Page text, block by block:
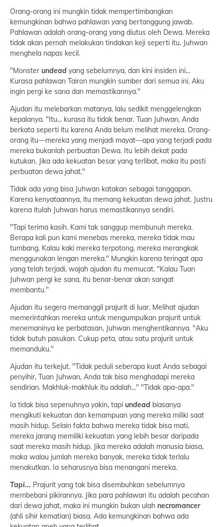
Orang-orang ini mungkin tidak mempertimbangkan
kemungkinan bahwa pahlawan yang bertanggung jawab.
Pahlawan adalah orang-orang yang diutus oleh Dewa. Mereka
tidak akan pernah melakukan tindakan keji seperti itu. Juhwan
menghela napas kecil.
"Monster undead yang sebelumnya, dan kini insiden ini...
Kurasa pahlawan Tairon mungkin sumber dari semua ini. Aku
ingin pergi ke sana dan memastikannya."
Ajudan itu melebarkan matanya, lalu sedikit menggelengkan
kepalanya. "Itu... kurasa itu tidak benar. Tuan Juhwan, Anda
berkata seperti itu karena Anda belum melihat mereka. Orang-
orang itu—mereka yang menjadi mayat—apa yang terjadi pada
mereka bukanlah perbuatan Dewa. Itu lebih dekat pada
kutukan. Jika ada kekuatan besar yang terlibat, maka itu pasti
perbuatan dewa jahat."
Tidak ada yang bisa Juhwan katakan sebagai tanggapan.
Karena kenyataannya, itu memang kekuatan dewa jahat. Justru
karena itulah Juhwan harus memastikannya sendiri.
"Tapi terima kasih. Kami tak sanggup membunuh mereka.
Berapa kali pun kami menebas mereka, mereka tidak mau
tumbang. Kalau kaki mereka terpotong, mereka merangkak
menggunakan lengan mereka." Mungkin karena teringat apa
yang telah terjadi, wajah ajudan itu memucat. "Kalau Tuan
Juhwan pergi ke sana, itu benar-benar akan sangat
membantu."
Ajudan itu segera memanggil prajurit di luar. Melihat ajudan
memerintahkan mereka untuk mengumpulkan prajurit untuk
menemaninya ke perbatasan, Juhwan menghentikannya. "Aku
tidak butuh pasukan. Cukup peta, atau satu prajurit untuk
memanduku."
Ajudan itu terkejut. "Tidak peduli seberapa kuat Anda sebagai
penyihir, Tuan Juhwan, Anda tak bisa menghadapi mereka
sendirian. Makhluk-makhluk itu adalah..." "Tidak apa-apa."
Ia tidak bisa sepenuhnya yakin, tapi undead biasanya
mengikuti kekuatan dan kemampuan yang mereka miliki saat
masih hidup. Selain fakta bahwa mereka tidak bisa mati,
mereka jarang memiliki kekuatan yang lebih besar daripada
saat mereka masih hidup. Jika mereka adalah manusia biasa,
maka walau jumlah mereka banyak, mereka tidak terlalu
menakutkan. Ia seharusnya bisa menangani mereka.
Tapi... Prajurit yang tak bisa disembuhkan sebelumnya
membebani pikirannya. Jika para pahlawan itu adalah pecahan
dari dewa jahat, maka ini mungkin bukan ulah necromancer
(ahli sihir kematian) biasa. Ada kemungkinan bahwa ada